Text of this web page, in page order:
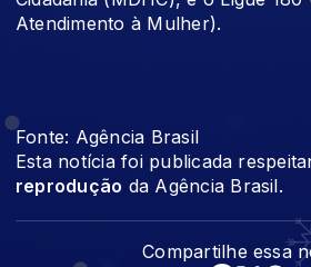
Atendimento à Mulher).
Fonte: Agência Brasil
Esta notícia foi publicada
reprodução da Agência Brasil.
Compartilhe essa